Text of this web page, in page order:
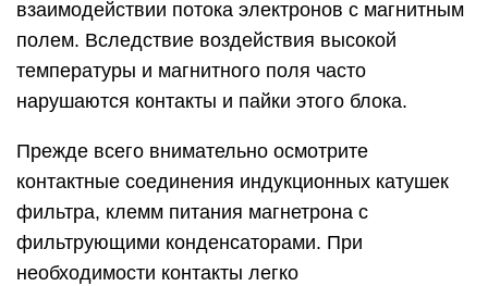
взаимодействии потока электронов с магнитным
полем. Вследствие воздействия высокой
температуры и магнитного поля часто
нарушаются контакты и пайки этого блока.
Прежде всего внимательно осмотрите
контактные соединения индукционных катушек
фильтра, клемм питания магнетрона с
фильтрующими конденсаторами. При
необходимости контакты легко